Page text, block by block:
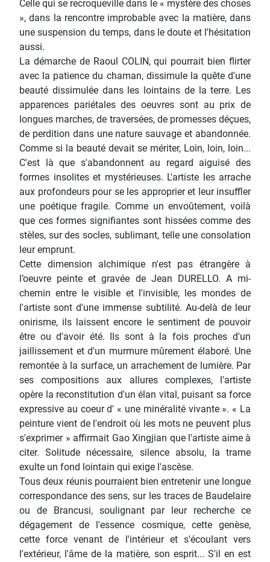
Celle qui se recroqueville dans le « mystère des choses
», dans la rencontre improbable avec la matière, dans
une suspension du temps, dans le doute et l'hésitation
aussi.
La démarche de Raoul COLIN, qui pourrait bien flirter
avec la patience du chaman, dissimule la quête d'une
beauté dissimulée dans les lointains de la terre. Les
apparences pariétales des oeuvres sont au prix de
longues marches, de traversées, de promesses déçues,
de perdition dans une nature sauvage et abandonnée.
Comme si la beauté devait se mériter, Loin, loin, loin...
C'est là que s'abandonnent au regard aiguisé des
formes insolites et mystérieuses. L'artiste les arrache
aux profondeurs pour se les approprier et leur insuffler
une poétique fragile. Comme un envoûtement, voilà
que ces formes signifiantes sont hissées comme des
stèles, sur des socles, sublimant, telle une consolation
leur emprunt.
Cette dimension alchimique n'est pas étrangère à
l’oeuvre peinte et gravée de Jean DURELLO. A mi-
chemin entre le visible et l'invisible, les mondes de
l'artiste sont d'une immense subtilité. Au-delà de leur
onirisme, ils laissent encore le sentiment de pouvoir
être ou d'avoir été. Ils sont à la fois proches d'un
jaillissement et d'un murmure mûrement élaboré. Une
remontée à la surface, un arrachement de lumière. Par
ses compositions aux allures complexes, l'artiste
opère la reconstitution d'un élan vital, puisant sa force
expressive au coeur d' « une minéralité vivante ». « La
peinture vient de l'endroit où les mots ne peuvent plus
s'exprimer » affirmait Gao Xingjian que l'artiste aime à
citer. Solitude nécessaire, silence absolu, la trame
exulte un fond lointain qui exige l'ascèse.
Tous deux réunis pourraient bien entretenir une longue
correspondance des sens, sur les traces de Baudelaire
ou de Brancusi, soulignant par leur recherche ce
dégagement de l'essence cosmique, cette genèse,
cette force venant de l'intérieur et s'écoulant vers
l'extérieur, l'âme de la matière, son esprit... S'il en est